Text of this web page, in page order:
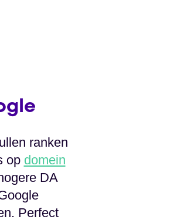
ranken
op domein
DA
Perfect